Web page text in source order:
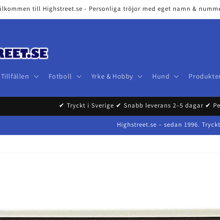
till Highstreet.se - Personliga tröjor med eget namn &
Tillfällen Fotboll Yrke & Hobby Hund
✔ Tryckt i Sverige ✔ Snabb leverans 2–5 dagar ✔
Highstreet.se – sedan 1996.